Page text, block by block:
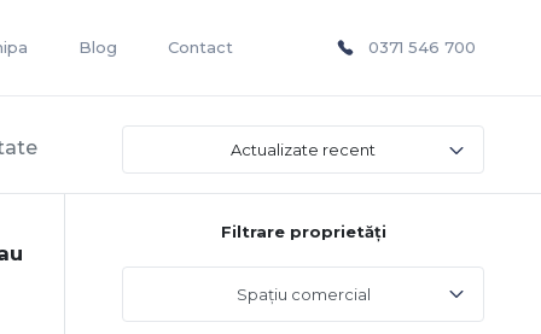
Blog Contact 0371 546 700
Actualizate recent
Filtrare proprietăți
Spațiu comercial